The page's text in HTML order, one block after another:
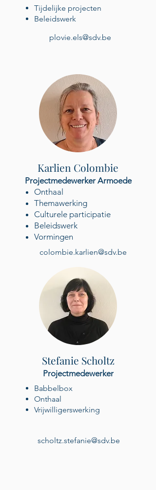
Karlien Colombie
Projectmedewerker Armoede
Stefanie Scholtz
Projectmedewerker
Onthaal
Themawerking
Culturele participatie
Beleidswerk
Vormingen
Tijdelijke projecten
Beleidswerk
plovie.els@sdv.be
Babbelbox
Onthaal
Vrijwilligerswerking
colombie.karlien@sdv.be
scholtz.stefanie@sdv.be